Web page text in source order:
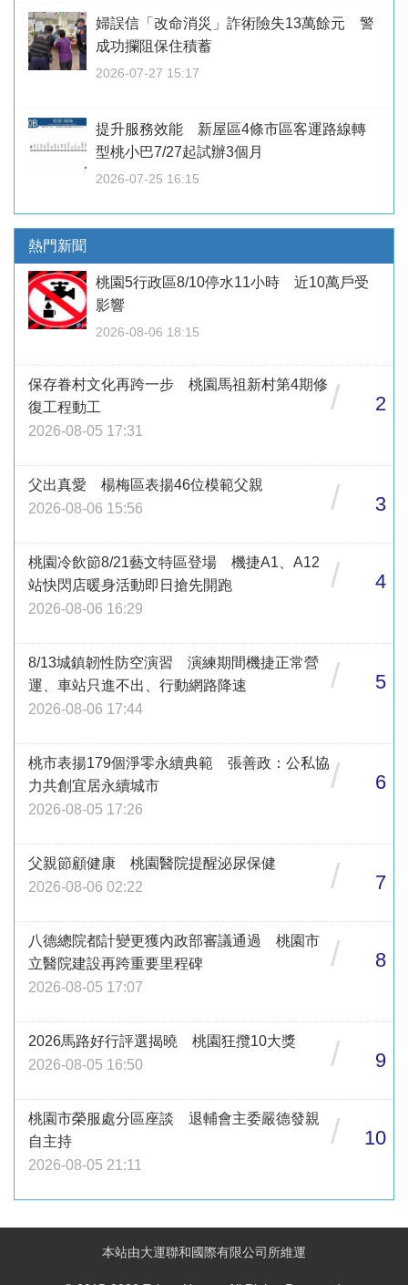
婦誤信「改命消災」詐術險失13萬餘元 警
成功攔阻保住積蓄
2026-07-27 15:17
提升服務效能 新屋區4條市區客運路線轉
型桃小巴7/27起試辦3個月
2026-07-25 16:15
熱門新聞
桃園5行政區8/10停水11小時 近10萬戶受
影響
2026-08-06 18:15
保存眷村文化再跨一步 桃園馬祖新村第4期修
復工程動工
2026-08-05 17:31
/ 2
父出真愛 楊梅區表揚46位模範父親
2026-08-06 15:56
/ 3
桃園冷飲節8/21藝文特區登場 機捷A1、A12
站快閃店暖身活動即日搶先開跑
2026-08-06 16:29
/ 4
8/13城鎮韌性防空演習 演練期間機捷正常營
運、車站只進不出、行動網路降速
2026-08-06 17:44
/ 5
桃市表揚179個淨零永續典範 張善政：公私協
力共創宜居永續城市
2026-08-05 17:26
/ 6
父親節顧健康 桃園醫院提醒泌尿保健
2026-08-06 02:22
/ 7
八德總院都計變更獲內政部審議通過 桃園市
立醫院建設再跨重要里程碑
2026-08-05 17:07
/ 8
2026馬路好行評選揭曉 桃園狂攬10大獎
2026-08-05 16:50
/ 9
桃園市榮服處分區座談 退輔會主委嚴德發親
自主持
2026-08-05 21:11
/ 10
本站由大運聯和國際有限公司所維運